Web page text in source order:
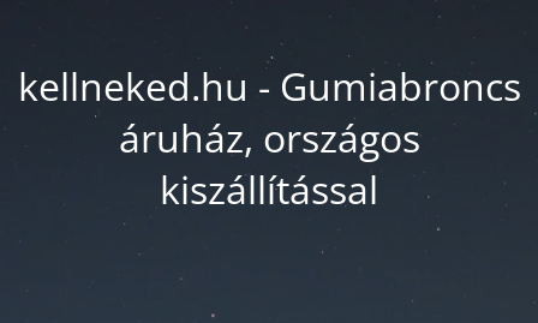
kellneked.hu - Gumiabroncs
áruház, országos
kiszállítással